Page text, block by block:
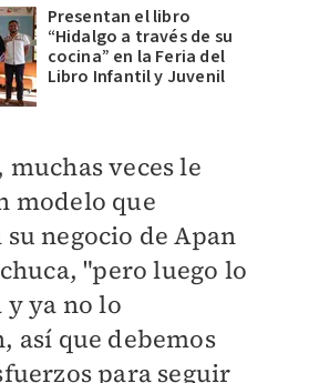
Presentan el libro
“Hidalgo a través de su
cocina” en la Feria del
Libro Infantil y Juvenil
muchas veces le
modelo que
negocio de Apan
"pero luego lo
y ya no lo
así que debemos
para seguir